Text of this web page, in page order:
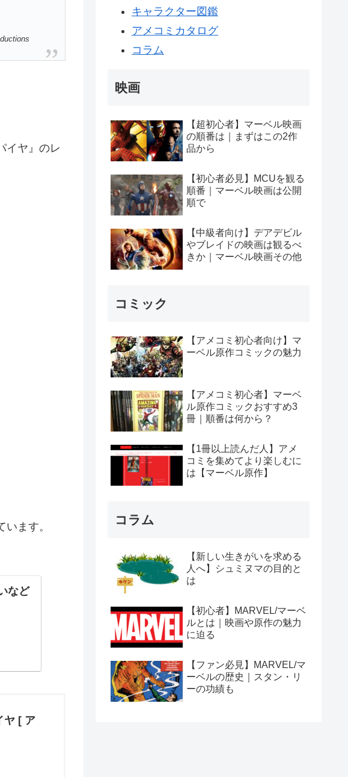
イヤ』のレ
ます。
など
ヤ [ ア
キャラクター図鑑
アメコミカタログ
コラム
映画
【超初心者】マーベル映画
の順番は｜まずはこの2作
品から
【初心者必見】MCUを観る
順番｜マーベル映画は公開
順で
【中級者向け】デアデビル
やブレイドの映画は観るべ
きか｜マーベル映画その他
コミック
【アメコミ初心者向け】マ
ーベル原作コミックの魅力
【アメコミ初心者】マーベ
ル原作コミックおすすめ3
冊｜順番は何から？
【1冊以上読んだ人】アメ
コミを集めてより楽しむに
は【マーベル原作】
コラム
【新しい生きがいを求める
人へ】シュミヌマの目的と
は
【初心者】MARVEL/マーベ
ルとは｜映画や原作の魅力
に迫る
【ファン必見】MARVEL/マ
ーベルの歴史｜スタン・リ
ーの功績も